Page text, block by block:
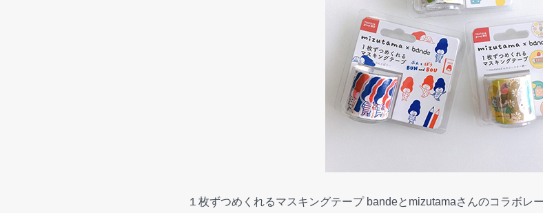
１枚ずつめくれるマスキングテープ bandeとmizutamaさんのコラボレー